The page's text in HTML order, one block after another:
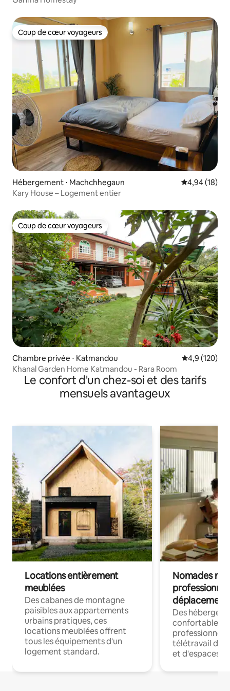
Coup de cœur voyageurs
Coup de cœur voyageurs
Hébergement ⋅ Machchhegaun Évaluation
4,94 (18)
Kary House – Logement entier
Coup de cœur voyageurs
Coup de cœur voyageurs
Chambre privée ⋅ Katmandou Évaluation
4,9 (120)
Khanal Garden Home Katmandou - Rara Room
Le confort d'un chez-soi et des tarifs
mensuels avantageux
Locations entièrement
meublées
Des cabanes de montagne
paisibles aux appartements
urbains pratiques, ces
locations meublées offrent
tous les équipements d'un
logement standard.
Nomades
déplacement
Des
confortables
professionnels
télétravail
et d'espaces